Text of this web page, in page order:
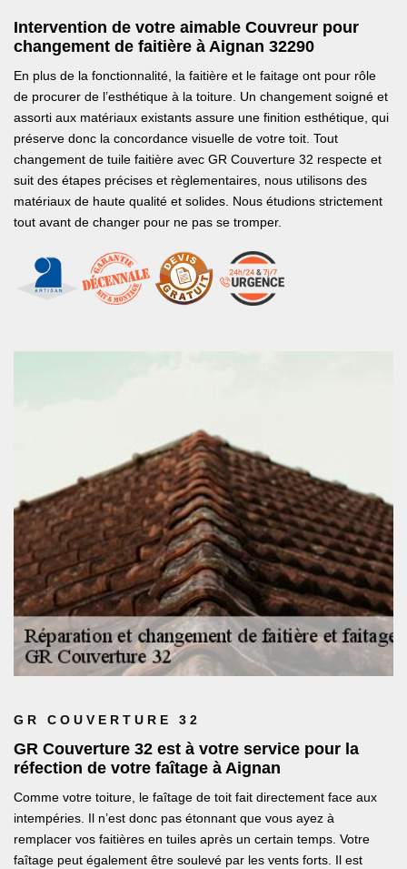
Intervention de votre aimable Couvreur pour
changement de faitière à Aignan 32290
En plus de la fonctionnalité, la faitière et le faitage ont pour rôle
de procurer de l’esthétique à la toiture. Un changement soigné et
assorti aux matériaux existants assure une finition esthétique, qui
préserve donc la concordance visuelle de votre toit. Tout
changement de tuile faitière avec GR Couverture 32 respecte et
suit des étapes précises et règlementaires, nous utilisons des
matériaux de haute qualité et solides. Nous étudions strictement
tout avant de changer pour ne pas se tromper.
GR COUVERTURE 32
GR Couverture 32 est à votre service pour la
réfection de votre faîtage à Aignan
Comme votre toiture, le faîtage de toit fait directement face aux
intempéries. Il n’est donc pas étonnant que vous ayez à
remplacer vos faitières en tuiles après un certain temps. Votre
faîtage peut également être soulevé par les vents forts. Il est